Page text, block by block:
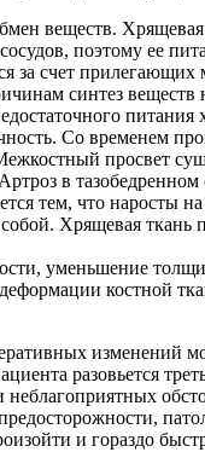
веществ.
поэтому ее
за счет
синтез веществ
питания
Со временем
просвет
в тазобедренном
тем, что наросты
Хрящевая ткань
уменьшение
костной
изменений
разовьется
неблагоприятных
и гораздо